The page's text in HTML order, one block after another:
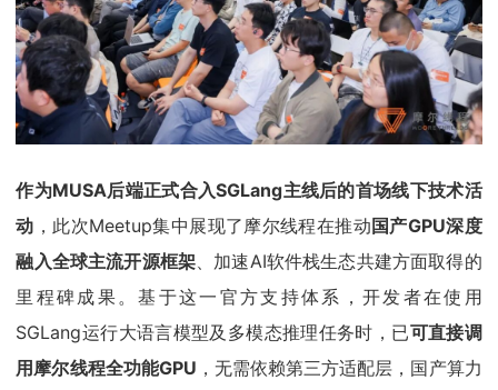
作为MUSA后端正式合入SGLang主线后的首场线下技术活
动 ，此次Meetup集中展现了摩尔线程在推动国产GPU深度
融入全球主流开源框架 、加速AI软件栈生态共建方面取得的
里程碑成果。基于这一官方支持体系，开发者在使用
SGLang运行大语言模型及多模态推理任务时，已可直接调
用摩尔线程全功能GPU ，无需依赖第三方适配层，国产算力